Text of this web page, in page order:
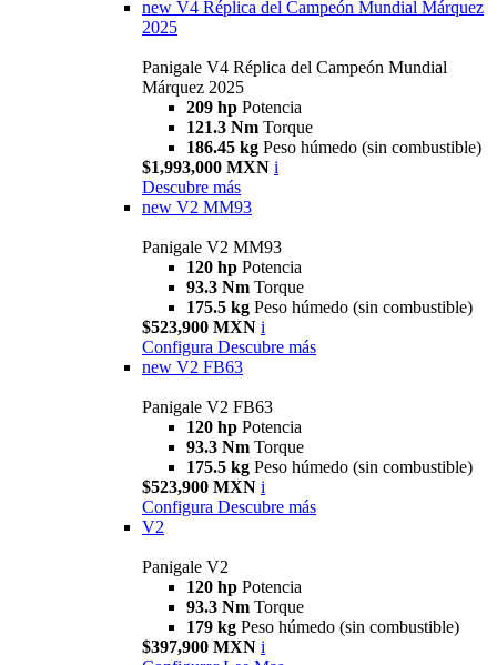
new V4 Réplica del Campeón Mundial Márquez
2025
Panigale V4 Réplica del Campeón Mundial
Márquez 2025
209 hp Potencia
121.3 Nm Torque
186.45 kg Peso húmedo (sin combustible)
$1,993,000 MXN i
Descubre más
new V2 MM93
Panigale V2 MM93
120 hp Potencia
93.3 Nm Torque
175.5 kg Peso húmedo (sin combustible)
$523,900 MXN i
Configura Descubre más
new V2 FB63
Panigale V2 FB63
120 hp Potencia
93.3 Nm Torque
175.5 kg Peso húmedo (sin combustible)
$523,900 MXN i
Configura Descubre más
V2
Panigale V2
120 hp Potencia
93.3 Nm Torque
179 kg Peso húmedo (sin combustible)
$397,900 MXN i